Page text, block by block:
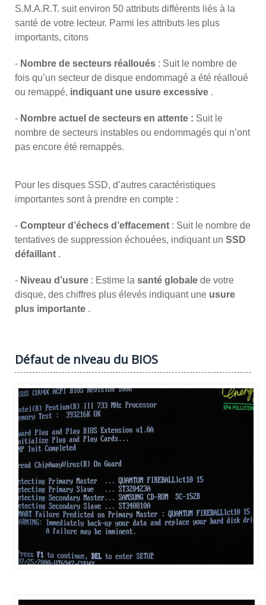
S.M.A.R.T. suit environ 50 attributs différents liés à la
santé de votre lecteur. Parmi les attributs les plus
importants, citons
- Nombre de secteurs réalloués : Suit le nombre de
fois qu’un secteur de disque endommagé a été réalloué
ou remappé, indiquant une usure excessive .
- Nombre actuel de secteurs en attente : Suit le
nombre de secteurs instables ou endommagés qui n’ont
pas encore été remappés.
Pour les disques SSD, d’autres caractéristiques
importantes sont à prendre en compte :
- Compteur d’échecs d’effacement : Suit le nombre de
tentatives de suppression échouées, indiquant un SSD
défaillant .
- Niveau d’usure : Estime la santé globale de votre
disque, des chiffres plus élevés indiquant une usure
plus importante .
Défaut de niveau du BIOS